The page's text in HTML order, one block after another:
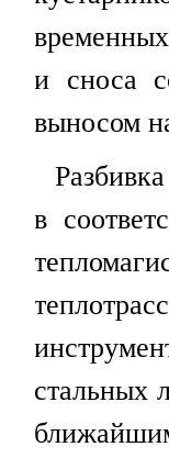
и сноса
выносом
в
стальных